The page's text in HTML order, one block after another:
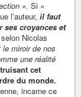
». Si «
l’auteur, il faut
ses croyances et
Nicolas
miroir de nos
une réalité
cet
du monde.
incarne ce